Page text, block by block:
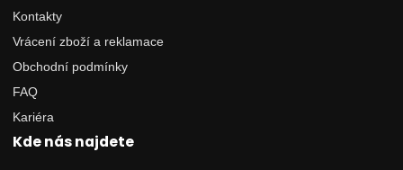
Kontakty
Vrácení zboží a reklamace
Obchodní podmínky
FAQ
Kariéra
Kde nás najdete